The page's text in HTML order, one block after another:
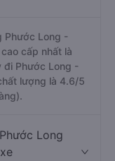
Phước Long -
cấp nhất là
đi Phước Long -
lượng là 4.6/5
Long